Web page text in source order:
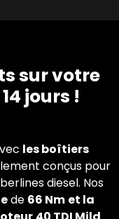
sur votre
jours !
les boîtiers
conçus pour
diesel. Nos
de 66 Nm et la